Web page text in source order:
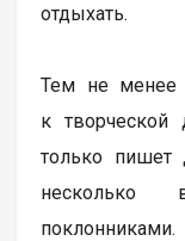
отдыхать.
Тем не менее
к творческой
только
несколько
поклонниками.